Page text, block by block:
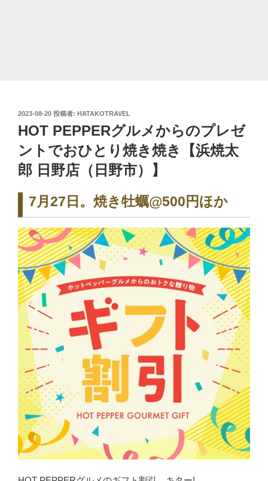
投
日:
2023-08-20 投稿者: HATAKOTRAVEL
HOT PEPPERグルメからのプレゼ
ントでおひとり焼き焼き【浜焼太
郎 日野店（日野市）】
7月27日。焼き牡蠣@500円ほか